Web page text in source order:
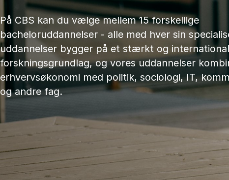
På CBS kan du vælge mellem 15 forskellige
bacheloruddannelser - alle med hver sin
uddannelser bygger på et stærkt og
forskningsgrundlag, og vores uddannelser
erhvervsøkonomi med politik, sociologi, IT,
og andre fag.